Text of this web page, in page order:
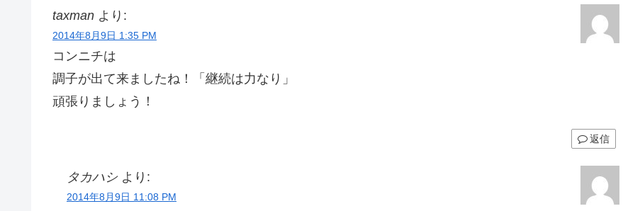
taxman より:
2014年8月9日 1:35 PM
コンニチは
調子が出て来ましたね！「継続は力なり」
頑張りましょう！
返信
タカハシ より:
2014年8月9日 11:08 PM